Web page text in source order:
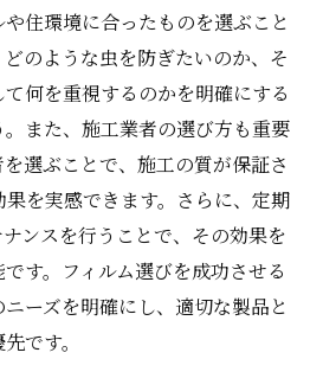
住環境に合ったものを選ぶこと
のような虫を防ぎたいのか、そ
何を重視するのかを明確にする
また、施工業者の選び方も重要
選ぶことで、施工の質が保証さ
を実感できます。さらに、定期
ンスを行うことで、その効果を
す。フィルム選びを成功させる
ーズを明確にし、適切な製品と
です。